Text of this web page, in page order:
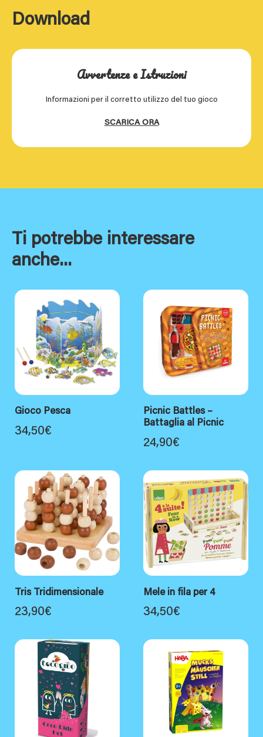
Download
Avvertenze e Istruzioni
Informazioni per il corretto utilizzo del tuo gioco
SCARICA ORA
Ti potrebbe interessare
anche...
Gioco Pesca
34,50€
Picnic Battles –
Battaglia al Picnic
24,90€
Tris Tridimensionale
23,90€
Mele in fila per 4
34,50€